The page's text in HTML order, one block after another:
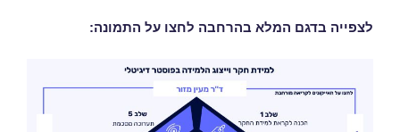
לצפייה בדגם המלא בהרחבה לחצו על התמונה: